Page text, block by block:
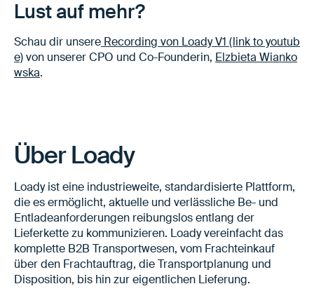
Lust auf mehr?
Schau dir unsere Recording von Loady V1 (link to youtub
e)von unserer CPO und Co-Founderin, Elzbieta Wianko
wska.
Über Loady
Loady ist eine industrieweite, standardisierte Plattform,
die es ermöglicht, aktuelle und verlässliche Be- und
Entladeanforderungen reibungslos entlang der
Lieferkette zu kommunizieren. Loady vereinfacht das
komplette B2B Transportwesen, vom Frachteinkauf
über den Frachtauftrag, die Transportplanung und
Disposition, bis hin zur eigentlichen Lieferung.